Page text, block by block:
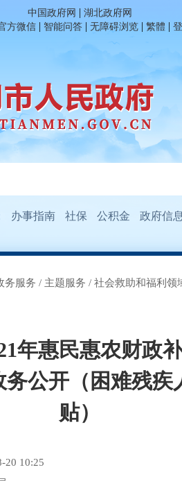
中国政府网 | 湖北政府网
方微信 | 智能问答 | 无障碍浏览 | 繁體 |
办事指南 社保 公积金 政府信
务服务 / 主题服务 / 社会救助和福利领
年惠民惠农财政
务公开（困难残疾
贴）
20 10:25